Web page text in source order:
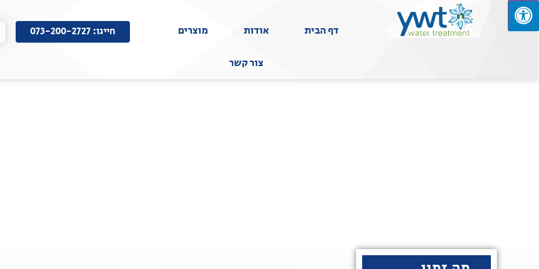
דף הבית אודות מוצרים
צור קשר
חייגו: 073-200-2727